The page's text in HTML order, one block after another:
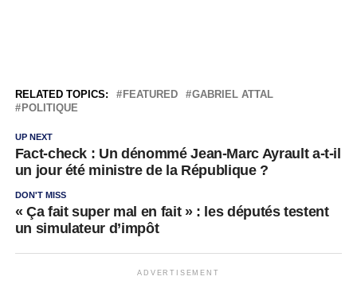
RELATED TOPICS: FEATURED
GABRIEL ATTAL
POLITIQUE
UP NEXT
Fact-check : Un dénommé Jean-Marc Ayrault a-t-il
un jour été ministre de la République ?
DON'T MISS
« Ça fait super mal en fait » : les députés testent
un simulateur d’impôt
ADVERTISEMENT